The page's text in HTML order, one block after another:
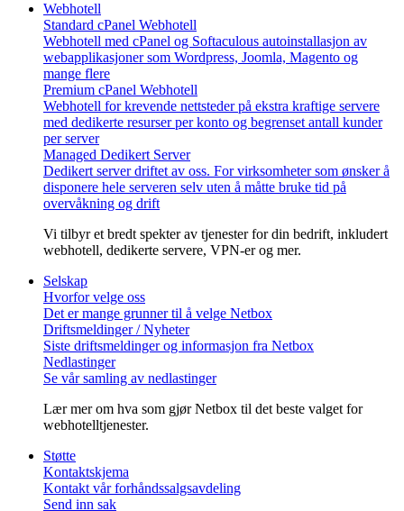
Webhotell
Standard cPanel Webhotell
Webhotell med cPanel og Softaculous autoinstallasjon av
webapplikasjoner som Wordpress, Joomla, Magento og
mange flere
Premium cPanel Webhotell
Webhotell for krevende nettsteder på ekstra kraftige servere
med dedikerte resurser per konto og begrenset antall kunder
per server
Managed Dedikert Server
Dedikert server driftet av oss. For virksomheter som ønsker å
disponere hele serveren selv uten å måtte bruke tid på
overvåkning og drift
Vi tilbyr et bredt spekter av tjenester for din bedrift, inkludert
webhotell, dedikerte servere, VPN-er og mer.
Selskap
Hvorfor velge oss
Det er mange grunner til å velge Netbox
Driftsmeldinger / Nyheter
Siste driftsmeldinger og informasjon fra Netbox
Nedlastinger
Se vår samling av nedlastinger
Lær mer om hva som gjør Netbox til det beste valget for
webhotelltjenester.
Støtte
Kontaktskjema
Kontakt vår forhåndssalgsavdeling
Send inn sak